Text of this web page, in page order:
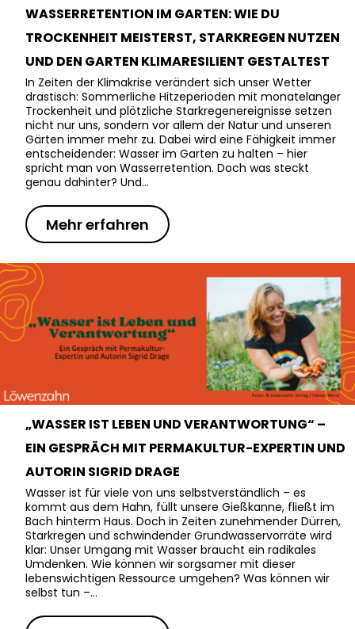
WASSERRETENTION IM GARTEN: WIE DU
TROCKENHEIT MEISTERST, STARKREGEN NUTZEN
UND DEN GARTEN KLIMARESILIENT GESTALTEST
In Zeiten der Klimakrise verändert sich unser Wetter
drastisch: Sommerliche Hitzeperioden mit monatelanger
Trockenheit und plötzliche Starkregenereignisse setzen
nicht nur uns, sondern vor allem der Natur und unseren
Gärten immer mehr zu. Dabei wird eine Fähigkeit immer
entscheidender: Wasser im Garten zu halten – hier
spricht man von Wasserretention. Doch was steckt
genau dahinter? Und…
Mehr erfahren
„WASSER IST LEBEN UND VERANTWORTUNG“ –
EIN GESPRÄCH MIT PERMAKULTUR-EXPERTIN UND
AUTORIN SIGRID DRAGE
Wasser ist für viele von uns selbstverständlich – es
kommt aus dem Hahn, füllt unsere Gießkanne, fließt im
Bach hinterm Haus. Doch in Zeiten zunehmender Dürren,
Starkregen und schwindender Grundwasservorräte wird
klar: Unser Umgang mit Wasser braucht ein radikales
Umdenken. Wie können wir sorgsamer mit dieser
lebenswichtigen Ressource umgehen? Was können wir
selbst tun –…